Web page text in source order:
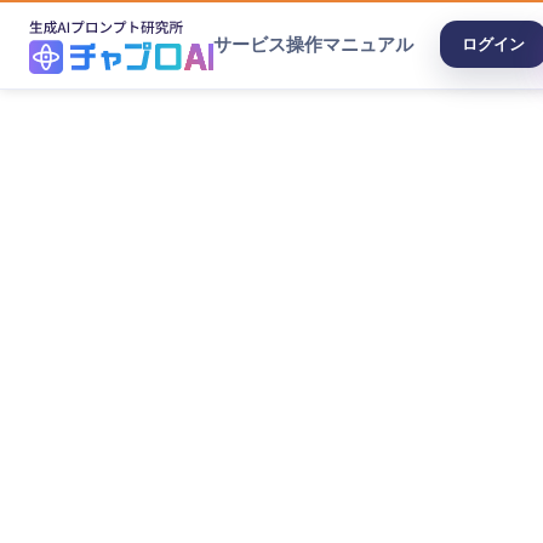
サービス操作マニュアル ログイン